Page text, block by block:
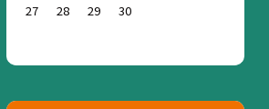
27
28 29 30